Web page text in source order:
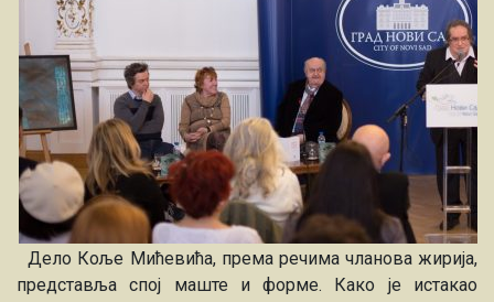
Дело Коље Мићевића, према речима чланова жирија,
представља спој маште и форме. Како је истакао